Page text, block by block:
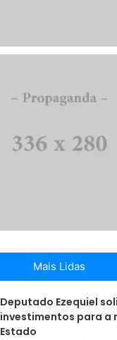
Mais Lidas
Deputado Ezequiel
investimentos para a
Estado